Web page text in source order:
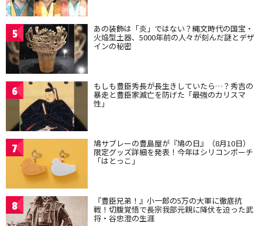
5 あの装飾は「炎」ではない？縄文時代の国宝・
火焔型土器、5000年前の人々が刻んだ謎とデザ
インの秘密
6 もしも豊臣秀長が長生きしていたら…？秀吉の
暴走と豊臣家滅亡を防げた「最強のカリスマ
性」
7 鳩サブレーの豊島屋が『鳩の日』（8月10日）
限定グッズ詳細を発表！今年はシリコンポーチ
「はとっこ」
8 『豊臣兄弟！』小一郎の5万の大軍に徹底抗
戦！切腹覚悟で長宗我部元親に降伏を迫った武
将・谷忠澄の生涯